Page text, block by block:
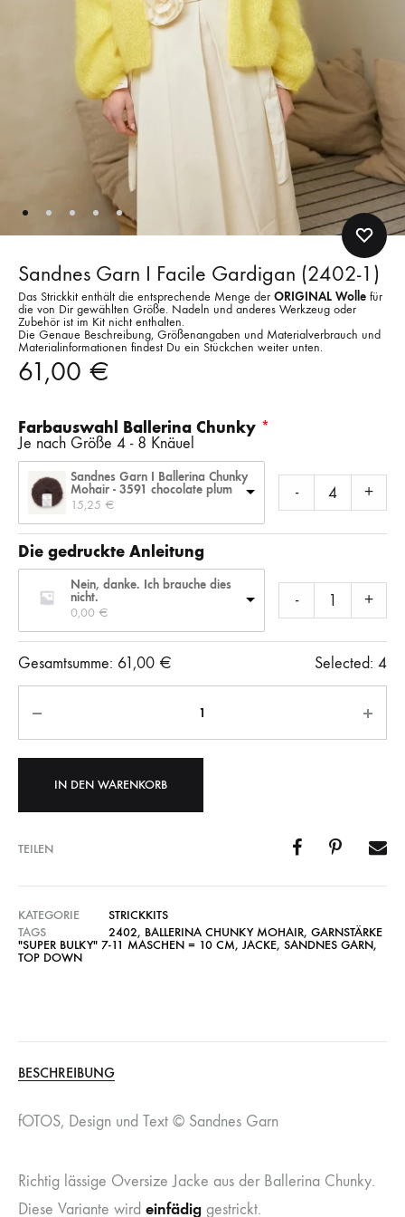
Sandnes Garn I Facile Gardigan (2402-1)
Das Strickkit enthält die entsprechende Menge der ORIGINAL Wolle für
die von Dir gewählten Größe. Nadeln und anderes Werkzeug oder
Zubehör ist im Kit nicht enthalten.
Die Genaue Beschreibung, Größenangaben und Materialverbrauch und
Materialinformationen findest Du ein Stückchen weiter unten.
61,00 €
Farbauswahl Ballerina Chunky
Je nach Größe 4 - 8 Knäuel
Sandnes Garn I Ballerina Chunky
Mohair - 3591 chocolate plum
15,25 €
- +
Die gedruckte Anleitung
Nein, danke. Ich brauche dies
nicht.
0,00 €
- +
Gesamtsumme: 61,00 € Selected: 4
IN DEN WARENKORB
TEILEN
KATEGORIE
STRICKKITS
TAGS
2402, BALLERINA CHUNKY MOHAIR, GARNSTÄRKE
"SUPER BULKY" 7-11 MASCHEN = 10 CM, JACKE, SANDNES GARN,
TOP DOWN
BESCHREIBUNG
fOTOS, Design und Text © Sandnes Garn
Richtig lässige Oversize Jacke aus der Ballerina Chunky.
Diese Variante wird einfädig gestrickt.